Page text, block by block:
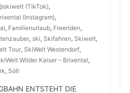
(TikTok),
(Instagram),
, Familienurlaub, Freeriden,
, ski, Skifahren, Skiwelt,
Tour, SkiWelt Westendorf,
Wilder Kaiser – Brixental,
, Söll
ENTSTEHT DIE